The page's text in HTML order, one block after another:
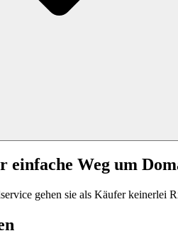
einfache Weg um
gehen sie als Käufer keinerlei